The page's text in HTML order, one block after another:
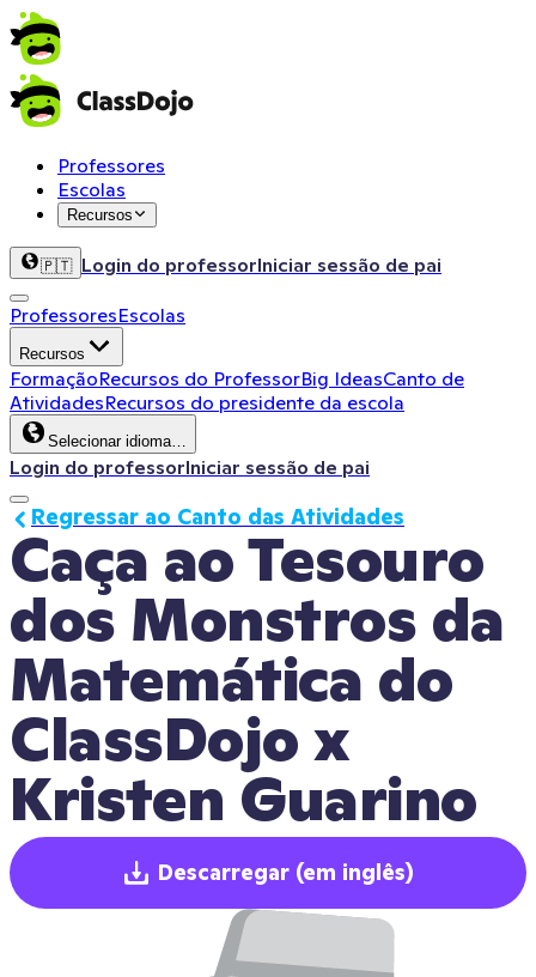
Professores
Escolas
Recursos
🇵🇹 Login do professorIniciar sessão de pai
ProfessoresEscolas
Recursos
FormaçãoRecursos do ProfessorBig IdeasCanto de
AtividadesRecursos do presidente da escola
Selecionar idioma…
Login do professorIniciar sessão de pai
Caça ao Tesouro
dos Monstros da
Matemática do
ClassDojo x
Kristen Guarino
Regressar ao Canto das Atividades
Descarregar (em inglês)